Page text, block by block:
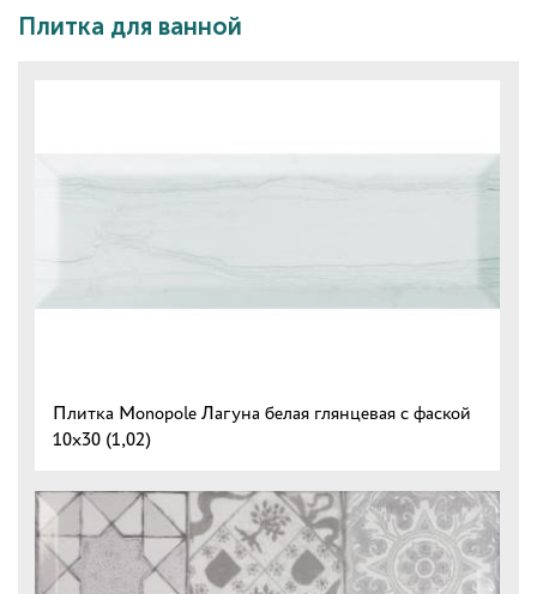
Плитка для ванной
Плитка Monopole Лагуна белая глянцевая с фаской
10х30 (1,02)